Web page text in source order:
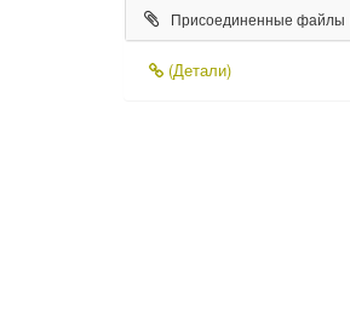
Присоединенные файлы
(Детали)